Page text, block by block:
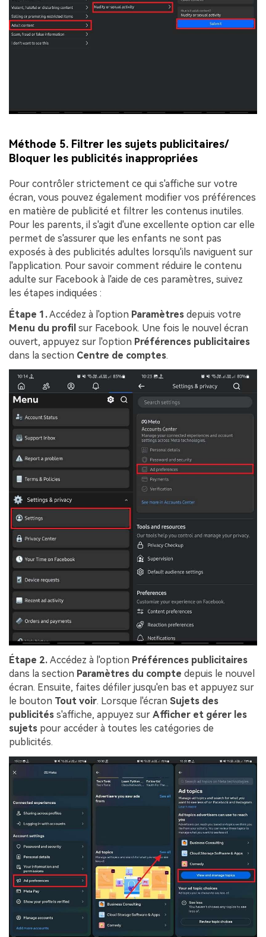
Méthode 5. Filtrer les sujets publicitaires/
Bloquer les publicités inappropriées
Pour contrôler strictement ce qui s'affiche sur votre
écran, vous pouvez également modifier vos préférences
en matière de publicité et filtrer les contenus inutiles.
Pour les parents, il s'agit d'une excellente option car elle
permet de s'assurer que les enfants ne sont pas
exposés à des publicités adultes lorsqu'ils naviguent sur
l'application. Pour savoir comment réduire le contenu
adulte sur Facebook à l'aide de ces paramètres, suivez
les étapes indiquées :
Étape 1.Accédez à l'option Paramètres depuis votre
Menu du profil sur Facebook. Une fois le nouvel écran
ouvert, appuyez sur l'option Préférences publicitaires
dans la section Centre de comptes.
Étape 2. Accédez à l'option Préférences publicitaires
dans la section Paramètres du compte depuis le nouvel
écran. Ensuite, faites défiler jusqu'en bas et appuyez sur
le bouton Tout voir. Lorsque l'écran Sujets des
publicités s'affiche, appuyez sur Afficher et gérer les
sujets pour accéder à toutes les catégories de
publicités.